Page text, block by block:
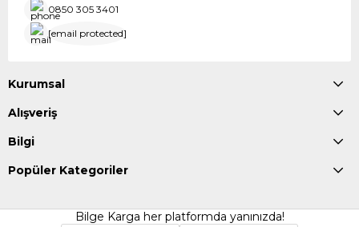
0850 305 3401
[email protected]
Kurumsal
Alışveriş
Bilgi
Popüler Kategoriler
Bilge Karga her platformda yanınızda!